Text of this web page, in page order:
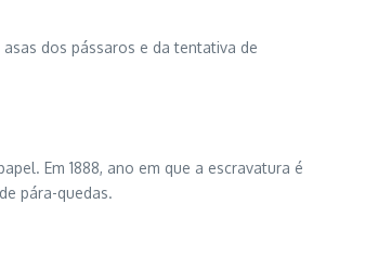
dos pássaros e da tentativa de
Em 1888, ano em que a escravatura é
pára-quedas.